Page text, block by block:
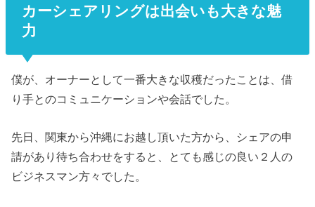
カーシェアリングは出会いも大きな魅
力
僕が、オーナーとして一番大きな収穫だったことは、借
り手とのコミュニケーションや会話でした。
先日、関東から沖縄にお越し頂いた方から、シェアの申
請があり待ち合わせをすると、とても感じの良い２人の
ビジネスマン方々でした。